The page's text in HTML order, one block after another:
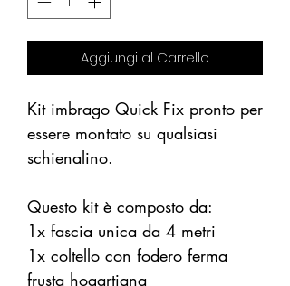
Aggiungi al Carrello
Kit imbrago Quick Fix pronto per
essere montato su qualsiasi
schienalino.
Questo kit è composto da:
1x fascia unica da 4 metri
1x coltello con fodero ferma
frusta hogartiana